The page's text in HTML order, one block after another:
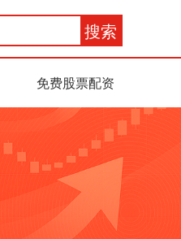
搜索
免费股票配资